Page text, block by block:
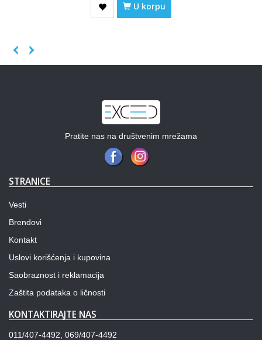
U korpu
Pratite nas na društvenim mrežama
STRANICE
Vesti
Brendovi
Kontakt
Uslovi korišćenja i kupovina
Saobraznost i reklamacija
Zaštita podataka o ličnosti
KONTAKTIRAJTE NAS
011/407-4492, 069/407-4492